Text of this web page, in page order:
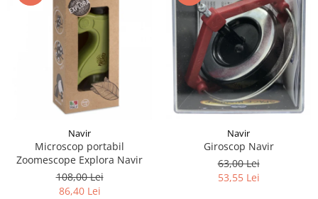
LEGO Art
LEGO Creator Expert
LEGO Architecture
LEGO Ideas
LEGO Speed Champions
Navir
Microscop portabil
Zoomescope Explora Navir
108,00 Lei
86,40 Lei
Navir
Giroscop Navir
63,00 Lei
53,55 Lei